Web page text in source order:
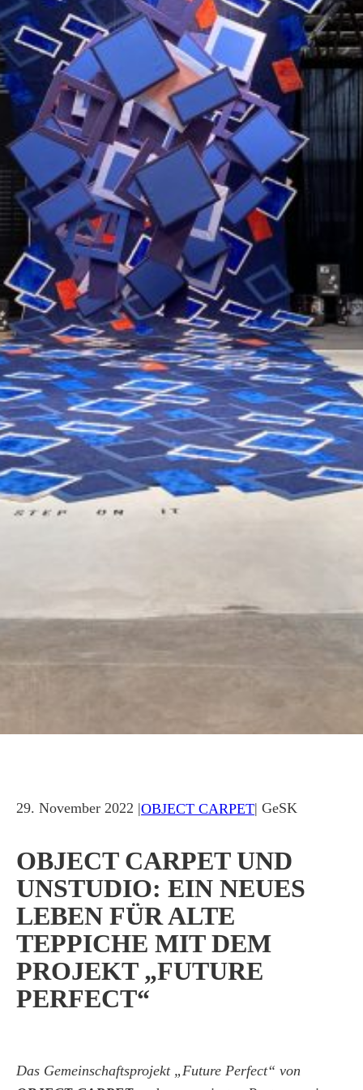
29. November 2022 |OBJECT CARPET| GeSK
OBJECT CARPET UND
UNSTUDIO: EIN NEUES
LEBEN FÜR ALTE
TEPPICHE MIT DEM
PROJEKT „FUTURE
PERFECT“
Das Gemeinschaftsprojekt „Future Perfect“ von